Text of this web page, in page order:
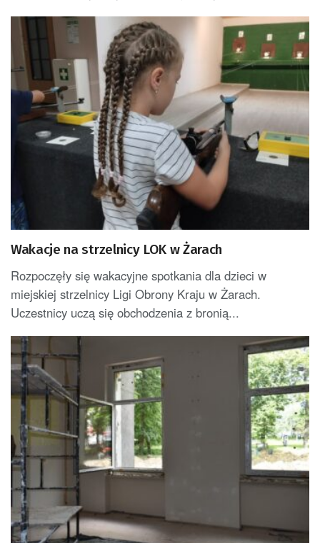
Wakacje na strzelnicy LOK w Żarach
Rozpoczęły się wakacyjne spotkania dla dzieci w
miejskiej strzelnicy Ligi Obrony Kraju w Żarach.
Uczestnicy uczą się obchodzenia z bronią...